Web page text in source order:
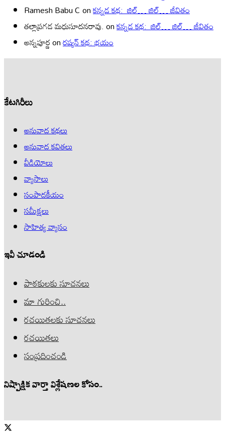
Ramesh Babu Conకన్నడ కథ: జిల్… జిల్… జీవితం
తల్లాప్రగడ మధుసూదనరావు.onకన్నడ కథ: జిల్… జిల్… జీవితం
అన్నపూర్ణonరష్యన్ కథ: భయం
కేటగిరీలు
అనువాద కథలు
అనువాద కవితలు
వీడియోలు
వ్యాసాలు
సంపాదకీయం
సమీక్షలు
సాహిత్య వ్యాసం
ఇవీ చూడండి
పాఠకులకు సూచనలు
మా గురించి..
రచయితలకు సూచనలు
రచయితలు
సంప్రదించండి
నిష్పాక్షిక వార్తా విశ్లేషణల కోసం..